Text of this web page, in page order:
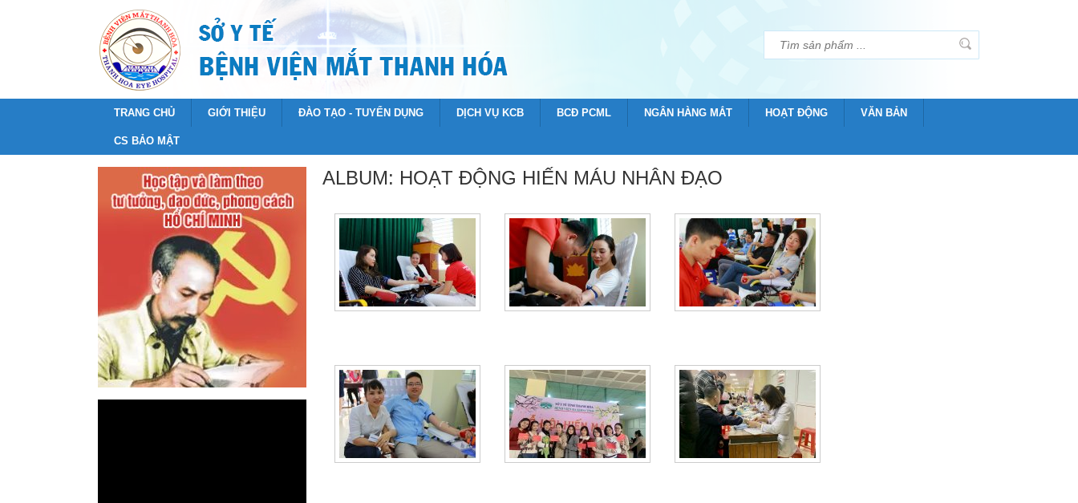
TRANG CHỦ GIỚI THIỆU ĐÀO TẠO - TUYỂN DỤNG DỊCH VỤ KCB BCĐ PCML NGÂN HÀNG MẮT HOẠT ĐỘNG VĂN BẢN
CS BẢO MẬT
ALBUM: HOẠT ĐỘNG HIẾN MÁU NHÂN ĐẠO